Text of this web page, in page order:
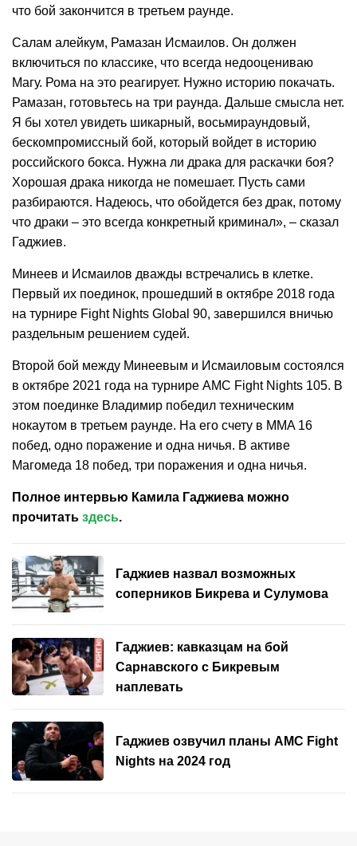
что бой закончится в третьем раунде.
Салам алейкум, Рамазан Исмаилов. Он должен
включиться по классике, что всегда недооцениваю
Магу. Рома на это реагирует. Нужно историю покачать.
Рамазан, готовьтесь на три раунда. Дальше смысла нет.
Я бы хотел увидеть шикарный, восьмираундовый,
бескомпромиссный бой, который войдет в историю
российского бокса. Нужна ли драка для раскачки боя?
Хорошая драка никогда не помешает. Пусть сами
разбираются. Надеюсь, что обойдется без драк, потому
что драки – это всегда конкретный криминал», – сказал
Гаджиев.
Минеев и Исмаилов дважды встречались в клетке.
Первый их поединок, прошедший в октябре 2018 года
на турнире Fight Nights Global 90, завершился вничью
раздельным решением судей.
Второй бой между Минеевым и Исмаиловым состоялся
в октябре 2021 года на турнире AMC Fight Nights 105. В
этом поединке Владимир победил техническим
нокаутом в третьем раунде. На его счету в MMA 16
побед, одно поражение и одна ничья. В активе
Магомеда 18 побед, три поражения и одна ничья.
Полное интервью Камила Гаджиева можно
прочитать здесь.
Гаджиев назвал возможных
соперников Бикрева и Сулумова
Гаджиев: кавказцам на бой
Сарнавского с Бикревым
наплевать
Гаджиев озвучил планы AMC Fight
Nights на 2024 год